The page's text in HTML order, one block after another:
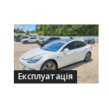
Експлуатація